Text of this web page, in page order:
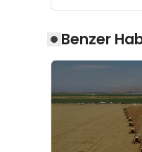
Benzer